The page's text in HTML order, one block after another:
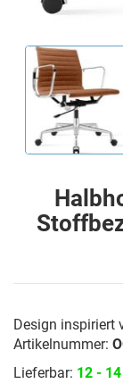
Design inspiriert
Artikelnummer:
Lieferbar: 12 -